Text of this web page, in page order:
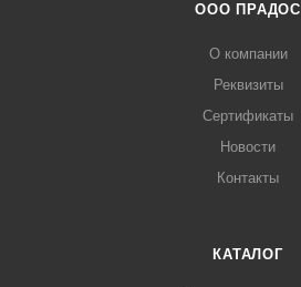
ООО ПРАДОС
О компании
Реквизиты
Сертификаты
Новости
Контакты
КАТАЛОГ